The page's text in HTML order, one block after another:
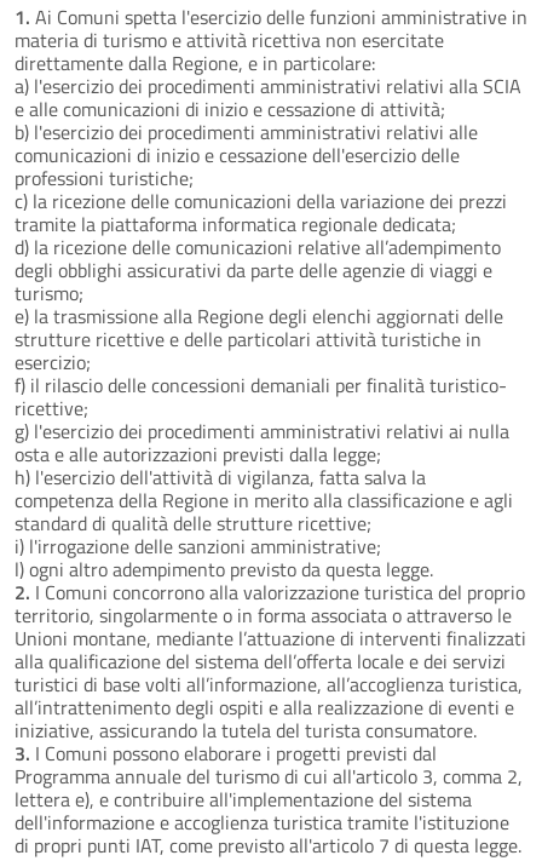
1. Ai Comuni spetta l'esercizio delle funzioni amministrative in
materia di turismo e attività ricettiva non esercitate
direttamente dalla Regione, e in particolare:
a) l'esercizio dei procedimenti amministrativi relativi alla SCIA
e alle comunicazioni di inizio e cessazione di attività;
b) l'esercizio dei procedimenti amministrativi relativi alle
comunicazioni di inizio e cessazione dell'esercizio delle
professioni turistiche;
c) la ricezione delle comunicazioni della variazione dei prezzi
tramite la piattaforma informatica regionale dedicata;
d) la ricezione delle comunicazioni relative all’adempimento
degli obblighi assicurativi da parte delle agenzie di viaggi e
turismo;
e) la trasmissione alla Regione degli elenchi aggiornati delle
strutture ricettive e delle particolari attività turistiche in
esercizio;
f) il rilascio delle concessioni demaniali per finalità turistico-
ricettive;
g) l'esercizio dei procedimenti amministrativi relativi ai nulla
osta e alle autorizzazioni previsti dalla legge;
h) l'esercizio dell'attività di vigilanza, fatta salva la
competenza della Regione in merito alla classificazione e agli
standard di qualità delle strutture ricettive;
i) l'irrogazione delle sanzioni amministrative;
l) ogni altro adempimento previsto da questa legge.
2. I Comuni concorrono alla valorizzazione turistica del proprio
territorio, singolarmente o in forma associata o attraverso le
Unioni montane, mediante l’attuazione di interventi finalizzati
alla qualificazione del sistema dell’offerta locale e dei servizi
turistici di base volti all’informazione, all’accoglienza turistica,
all’intrattenimento degli ospiti e alla realizzazione di eventi e
iniziative, assicurando la tutela del turista consumatore.
3. I Comuni possono elaborare i progetti previsti dal
Programma annuale del turismo di cui all'articolo 3, comma 2,
lettera e), e contribuire all'implementazione del sistema
dell'informazione e accoglienza turistica tramite l'istituzione
di propri punti IAT, come previsto all'articolo 7 di questa legge.